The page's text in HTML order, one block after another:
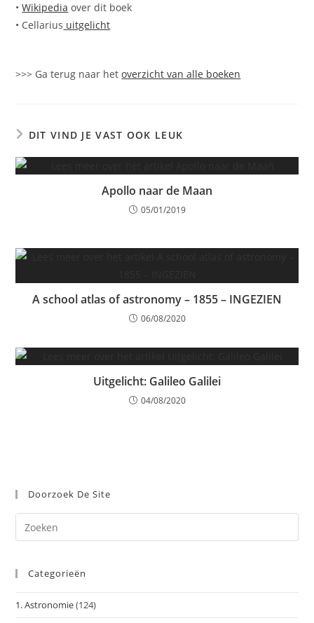
•Wikipedia over dit boek
• Cellarius uitgelicht
>>> Ga terug naar hetoverzicht van alle boeken
DIT VIND JE VAST OOK LEUK
Apollo naar de Maan
05/01/2019
A school atlas of astronomy – 1855 – INGEZIEN
06/08/2020
Uitgelicht: Galileo Galilei
04/08/2020
Doorzoek De Site
op
Categorieën
1. Astronomie(124)